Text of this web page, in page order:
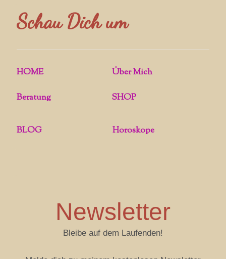
Schau Dich um
HOME Über Mich
Beratung SHOP
BLOG Horoskope
Newsletter
Bleibe auf dem Laufenden!